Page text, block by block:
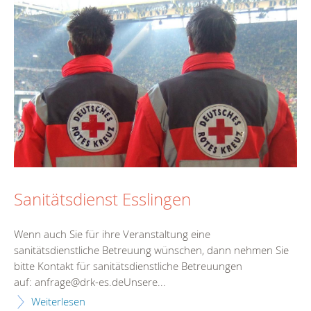
Sanitätsdienst Esslingen
Wenn auch Sie für ihre Veranstaltung eine
sanitätsdienstliche Betreuung wünschen, dann nehmen Sie
bitte Kontakt für sanitätsdienstliche Betreuungen
auf: anfrage@drk-es.deUnsere...
Weiterlesen